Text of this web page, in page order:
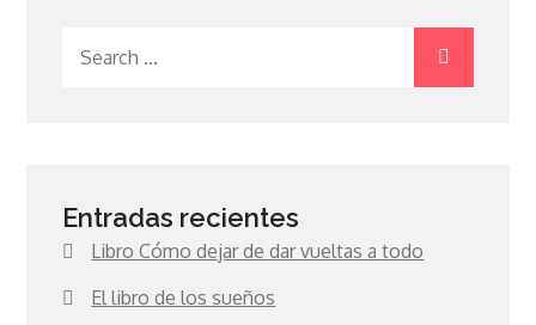
Entradas recientes
Libro Cómo dejar de dar vueltas a todo
El libro de los sueños